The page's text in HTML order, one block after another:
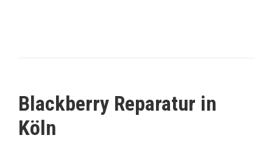
Blackberry Reparatur in
Köln